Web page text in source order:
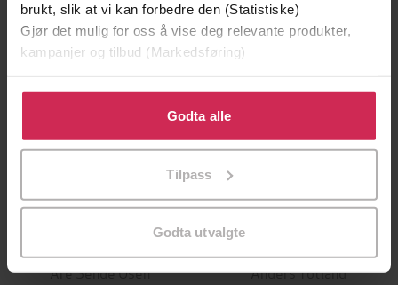
brukt, slik at vi kan forbedre den (Statistiske)
Gjør det mulig for oss å vise deg relevante produkter,
kampanjer og tilbud (Markedsføring)
Klikk på «Godta alle» for å gi oss ditt samtykke til å
bruke cookies for alle disse formålene. Du kan også
tilpasse ditt samtykke til spesifikke formål ved å klikke
Godta alle
Tilpass
Godta utvalgte
Are Sende Osen
Anders Totland